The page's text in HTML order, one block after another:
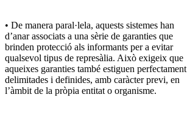
• De manera paral·lela, aquests sistemes han
d’anar associats a una sèrie de garanties que
brinden protecció als informants per a evitar
qualsevol tipus de represàlia. Això exigeix que
aqueixes garanties també estiguen perfectament
delimitades i definides, amb caràcter previ, en
l’àmbit de la pròpia entitat o organisme.